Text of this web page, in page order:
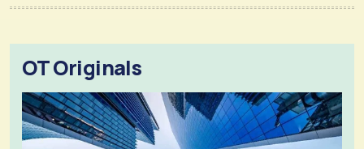
OT Originals